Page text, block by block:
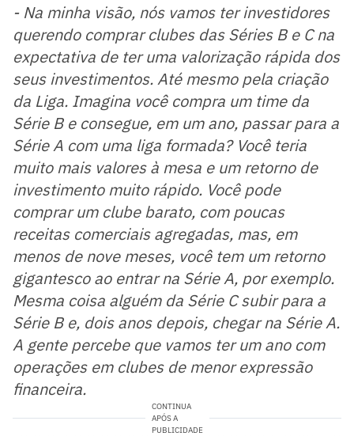
- Na minha visão, nós vamos ter investidores
querendo comprar clubes das Séries B e C na
expectativa de ter uma valorização rápida dos
seus investimentos. Até mesmo pela criação
da Liga. Imagina você compra um time da
Série B e consegue, em um ano, passar para a
Série A com uma liga formada? Você teria
muito mais valores à mesa e um retorno de
investimento muito rápido. Você pode
comprar um clube barato, com poucas
receitas comerciais agregadas, mas, em
menos de nove meses, você tem um retorno
gigantesco ao entrar na Série A, por exemplo.
Mesma coisa alguém da Série C subir para a
Série B e, dois anos depois, chegar na Série A.
A gente percebe que vamos ter um ano com
operações em clubes de menor expressão
financeira.
CONTINUA
APÓS A
PUBLICIDADE